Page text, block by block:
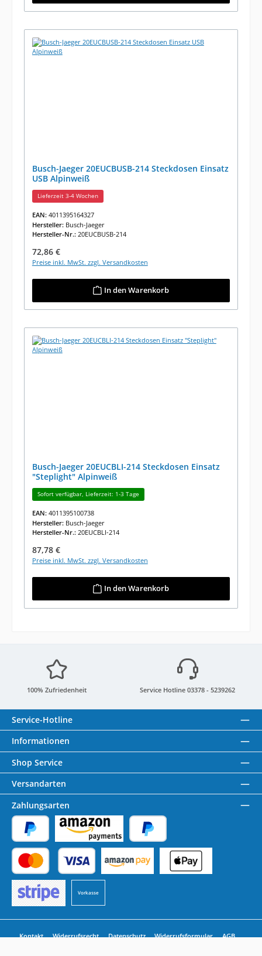
Busch-Jaeger 20EUCBUSB-214 Steckdosen Einsatz
USB Alpinweiß
Lieferzeit 3-4 Wochen
EAN: 4011395164327
Hersteller: Busch-Jaeger
Hersteller-Nr.: 20EUCBUSB-214
Regulärer Preis:
72,86 €
Preise inkl. MwSt. zzgl. Versandkosten
In den Warenkorb
Busch-Jaeger 20EUCBLI-214 Steckdosen Einsatz
"Steplight" Alpinweiß
Sofort verfügbar, Lieferzeit: 1-3 Tage
EAN: 4011395100738
Hersteller: Busch-Jaeger
Hersteller-Nr.: 20EUCBLI-214
Regulärer Preis:
87,78 €
Preise inkl. MwSt. zzgl. Versandkosten
In den Warenkorb
100% Zufriedenheit Service Hotline 03378 - 5239262
Service-Hotline
Informationen
Shop Service
Versandarten
Zahlungsarten
PayPal Amazon Pay Später Bezahlen
Kredit- oder Debitkarte
Vorkasse
Benutzerdefiniertes Bild 1
Kontakt Widerrufsrecht Datenschutz Widerrufsformular
AGB